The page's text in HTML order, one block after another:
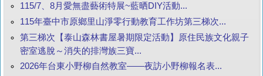
115/7、8月愛無盡藝術特展~藍晒DIY活動...
115年臺中市原鄉里山淨零行動教育工作坊第三梯次...
第三梯次【泰山森林書屋暑期限定活動】原住民族文化親子
密室逃脫～消失的排灣族三寶...
2026年台東小野柳自然教室——夜訪小野柳報名表...